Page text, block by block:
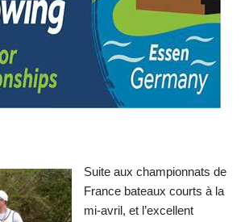
Suite aux championnats de
France bateaux courts à la
mi-avril, et l’excellent